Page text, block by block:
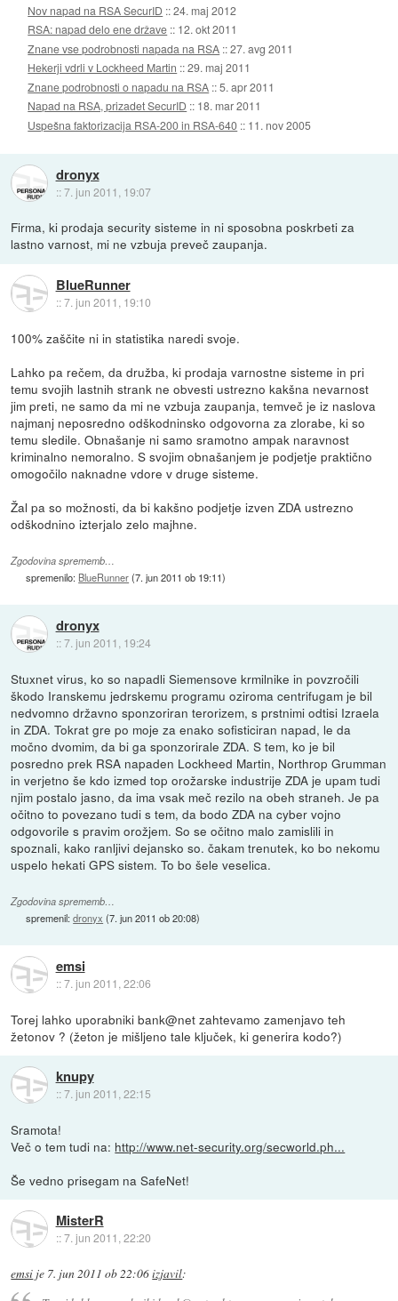
Nov napad na RSA SecurID ::24. maj 2012
RSA: napad delo ene države :: 12. okt 2011
Znane vse podrobnosti napada na RSA ::27. avg 2011
Hekerji vdrli v Lockheed Martin ::29. maj 2011
Znane podrobnosti o napadu na RSA ::5. apr 2011
Napad na RSA, prizadet SecurID :: 18. mar 2011
Uspešna faktorizacija RSA-200 in RSA-640 :: 11. nov 2005
dronyx
::7. jun 2011, 19:07
Firma, ki prodaja security sisteme in ni sposobna poskrbeti za
lastno varnost, mi ne vzbuja preveč zaupanja.
BlueRunner
::7. jun 2011, 19:10
100% zaščite ni in statistika naredi svoje.
Lahko pa rečem, da družba, ki prodaja varnostne sisteme in pri
temu svojih lastnih strank ne obvesti ustrezno kakšna nevarnost
jim preti, ne samo da mi ne vzbuja zaupanja, temveč je iz naslova
najmanj neposredno odškodninsko odgovorna za zlorabe, ki so
temu sledile. Obnašanje ni samo sramotno ampak naravnost
kriminalno nemoralno. S svojim obnašanjem je podjetje praktično
omogočilo naknadne vdore v druge sisteme.
Žal pa so možnosti, da bi kakšno podjetje izven ZDA ustrezno
odškodnino izterjalo zelo majhne.
Zgodovina sprememb…
spremenilo: BlueRunner(7. jun 2011 ob 19:11)
dronyx
::7. jun 2011, 19:24
Stuxnet virus, ko so napadli Siemensove krmilnike in povzročili
škodo Iranskemu jedrskemu programu oziroma centrifugam je bil
nedvomno državno sponzoriran terorizem, s prstnimi odtisi Izraela
in ZDA. Tokrat gre po moje za enako sofisticiran napad, le da
močno dvomim, da bi ga sponzorirale ZDA. S tem, ko je bil
posredno prek RSA napaden Lockheed Martin, Northrop Grumman
in verjetno še kdo izmed top orožarske industrije ZDA je upam tudi
njim postalo jasno, da ima vsak meč rezilo na obeh straneh. Je pa
očitno to povezano tudi s tem, da bodo ZDA na cyber vojno
odgovorile s pravim orožjem. So se očitno malo zamislili in
spoznali, kako ranljivi dejansko so. čakam trenutek, ko bo nekomu
uspelo hekati GPS sistem. To bo šele veselica.
Zgodovina sprememb…
spremenil:dronyx (7. jun 2011 ob 20:08)
emsi
::7. jun 2011, 22:06
Torej lahko uporabniki bank@net zahtevamo zamenjavo teh
žetonov ? (žeton je mišljeno tale ključek, ki generira kodo?)
knupy
::7. jun 2011, 22:15
Sramota!
Več o tem tudi na: http://www.net-security.org/secworld.ph...
Še vedno prisegam na SafeNet!
MisterR
::7. jun 2011, 22:20
emsi je 7. jun 2011 ob 22:06izjavil: